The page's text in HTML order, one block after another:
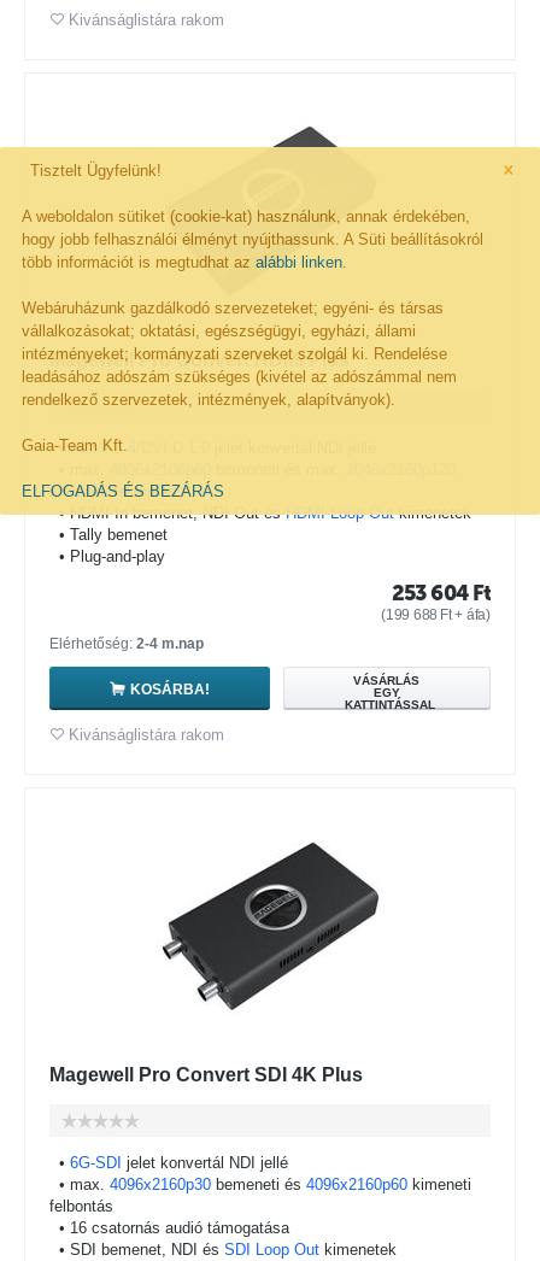
×
Tisztelt Ügyfelünk!
A weboldalon sütiket (cookie-kat) használunk, annak érdekében,
hogy jobb felhasználói élményt nyújthassunk. A Süti beállításokról
több információt is megtudhat az alábbi linken.
Webáruházunk gazdálkodó szervezeteket; egyéni- és társas
vállalkozásokat; oktatási, egészségügyi, egyházi, állami
intézményeket; kormányzati szerveket szolgál ki. Rendelése
leadásához adószám szükséges (kivétel az adószámmal nem
rendelkező szervezetek, intézmények, alapítványok).
Gaia-Team Kft.
ELFOGADÁS ÉS BEZÁRÁS
Kivánságlistára rakom
Magewell Pro Convert HDMI Plus
•HDMI 1.4/DVI-D 1.0
kimeneti felbontás
• HDMI In bemenet, NDI Out ésHDMI Loop Outkimenetek
• Tally bemenet
• Plug-and-play
253 604 Ft
(199 688 Ft+ áfa)
Elérhetőség: 2-4 m.nap
KOSÁRBA!
VÁSÁRLÁS
EGY
KATTINTÁSSAL
Kivánságlistára rakom
Magewell Pro Convert SDI 4K Plus
• 6G-SDI jelet konvertál NDI jellé
• max. 4096x2160p30 bemeneti és 4096x2160p60 kimeneti
felbontás
• 16 csatornás audió támogatása
• SDI bemenet, NDI és SDI Loop Out kimenetek